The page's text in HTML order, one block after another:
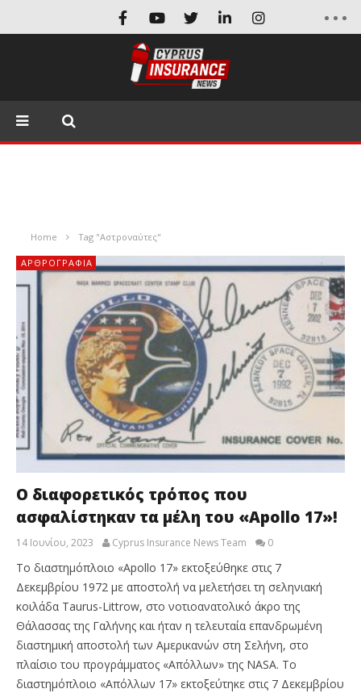
Home Tag "Αστροναύτες"
ΑΡΘΡΟΓΡΑΦΊΑ
Ο διαφορετικός τρόπος που
ασφαλίστηκαν τα μέλη του «Apollo 17»!
14 Ιουνίου, 2023 Cyprus Insurance News Team 0
Το διαστημόπλοιο «Apollo 17» εκτοξεύθηκε στις 7
Δεκεμβρίου 1972 με αποστολή να μελετήσει τη σεληνιακή
κοιλάδα Taurus-Littrow, στο νοτιοανατολικό άκρο της
Θάλασσας της Γαλήνης και ήταν η τελευταία επανδρωμένη
διαστημική αποστολή των Αμερικανών στη Σελήνη, στο
πλαίσιο του προγράμματος «Απόλλων» της NASA. Το
διαστημόπλοιο «Απόλλων 17» εκτοξεύτηκε στις 7 Δεκεμβρίου